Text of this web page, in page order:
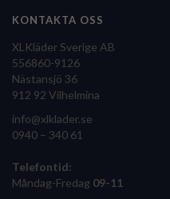
KONTAKTA OSS
XLKläder Sverige AB
556860-9126
Nästansjö 36
912 92 Vilhelmina
info@xlklader.se
0940 – 340 61
Telefontid:
Måndag-Fredag 09-11